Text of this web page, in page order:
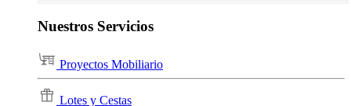
Nuestros Servicios
Proyectos Mobiliario
Lotes y Cestas